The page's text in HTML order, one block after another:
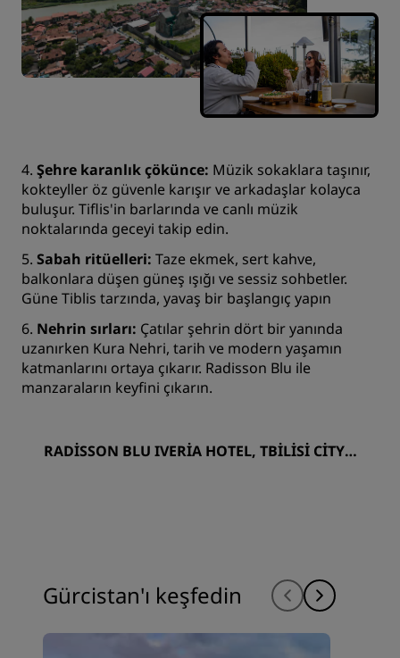
4. Şehre karanlık çökünce: Müzik sokaklara taşınır,
kokteyller öz güvenle karışır ve arkadaşlar kolayca
buluşur. Tiflis'in barlarında ve canlı müzik
noktalarında geceyi takip edin.
5. Sabah ritüelleri: Taze ekmek, sert kahve,
balkonlara düşen güneş ışığı ve sessiz sohbetler.
Güne Tiblis tarzında, yavaş bir başlangıç yapın
6. Nehrin sırları: Çatılar şehrin dört bir yanında
uzanırken Kura Nehri, tarih ve modern yaşamın
katmanlarını ortaya çıkarır. Radisson Blu ile
manzaraların keyfini çıkarın.
RADISSON BLU IVERIA HOTEL, TBILISI CITY C
Gürcistan'ı keşfedin